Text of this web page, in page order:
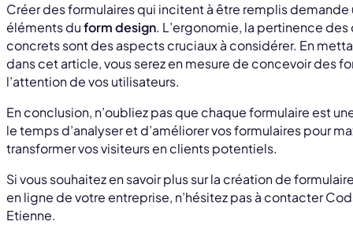
Créer des formulaires qui incitent à être remplis
éléments duform design. L’ergonomie, la pertinence
concrets sont des aspects cruciaux à considérer. En
dans cet article, vous serez en mesure de concevoir des
l’attention de vos utilisateurs.
En conclusion, n’oubliez pas que chaque formulaire est
le temps d’analyser et d’améliorer vos formulaires pour
transformer vos visiteurs en clients potentiels.
Si vous souhaitez en savoir plus sur la création de
en ligne de votre entreprise, n’hésitez pas à contacter
Etienne.